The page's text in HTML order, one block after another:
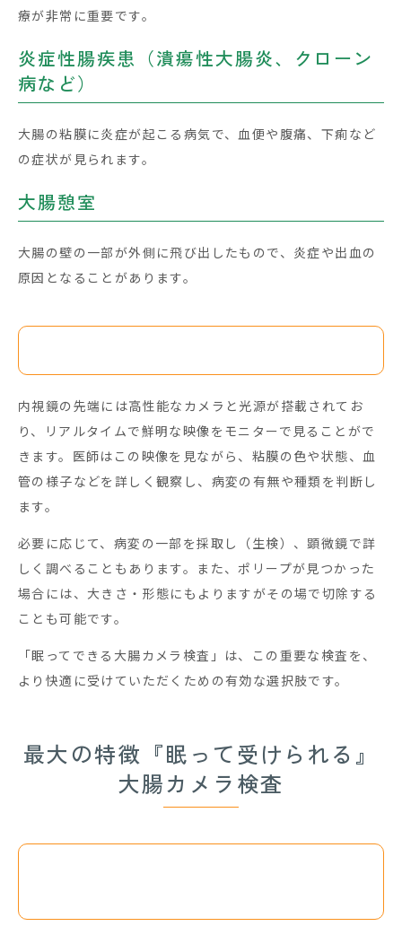
療が非常に重要です。
炎症性腸疾患（潰瘍性大腸炎、クローン
病など）
大腸の粘膜に炎症が起こる病気で、血便や腹痛、下痢など
の症状が見られます。
大腸憩室
大腸の壁の一部が外側に飛び出したもので、炎症や出血の
原因となることがあります。
内視鏡の先端には高性能なカメラと光源が搭載されてお
り、リアルタイムで鮮明な映像をモニターで見ることがで
きます。医師はこの映像を見ながら、粘膜の色や状態、血
管の様子などを詳しく観察し、病変の有無や種類を判断し
ます。
必要に応じて、病変の一部を採取し（生検）、顕微鏡で詳
しく調べることもあります。また、ポリープが見つかった
場合には、大きさ・形態にもよりますがその場で切除する
ことも可能です。
「眠ってできる大腸カメラ検査」は、この重要な検査を、
より快適に受けていただくための有効な選択肢です。
最大の特徴『眠って受けられる』
大腸カメラ検査